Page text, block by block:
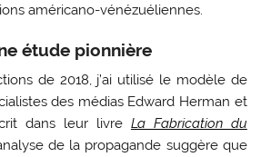
américano-vénézuéliennes.
étude pionnière
de 2018, j’ai utilisé le modèle de
des médias Edward Herman et
dans leur livre La Fabrication du
de la propagande suggère que